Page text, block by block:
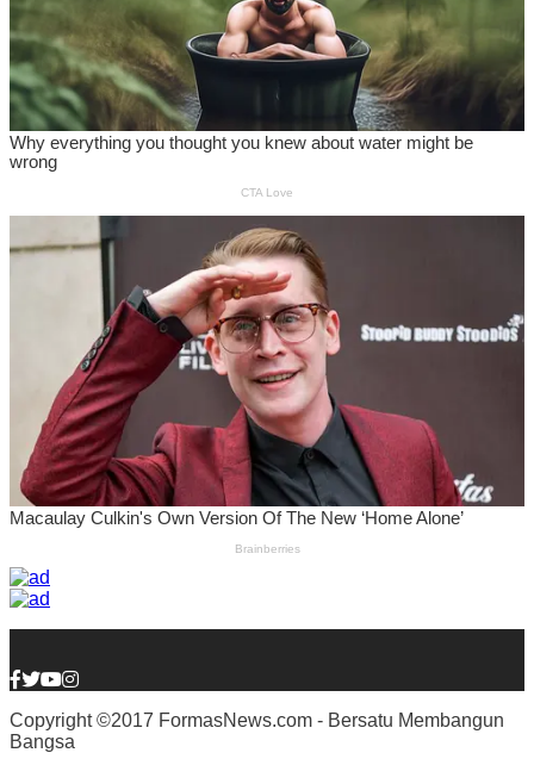
Copyright ©2017 FormasNews.com - Bersatu Membangun
Bangsa